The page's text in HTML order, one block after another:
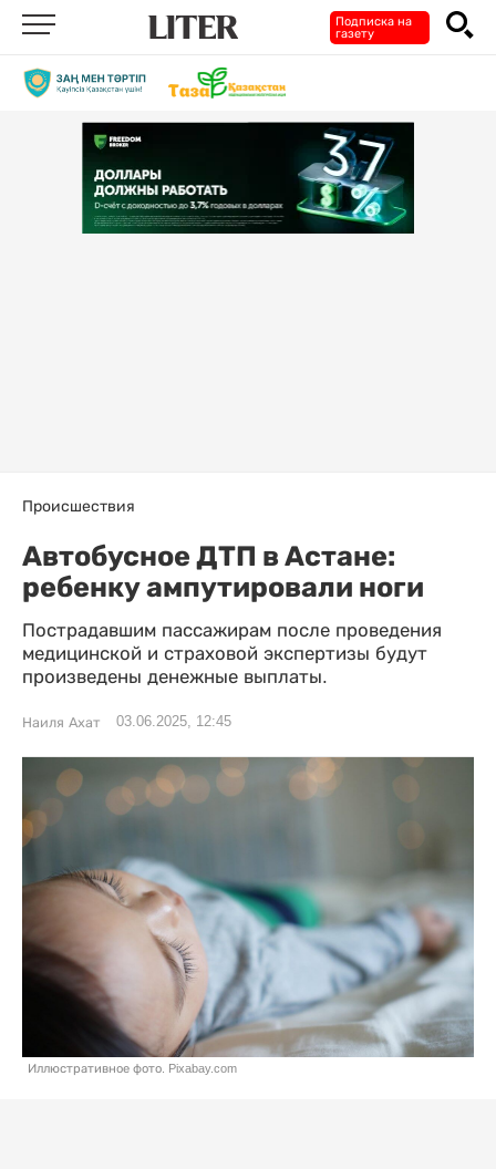
Подписка на
газету
Происшествия
Автобусное ДТП в Астане:
ребенку ампутировали ноги
Пострадавшим пассажирам после проведения
медицинской и страховой экспертизы будут
произведены денежные выплаты.
Наиля Ахат 03.06.2025, 12:45
Иллюстративное фото. Pixabay.com